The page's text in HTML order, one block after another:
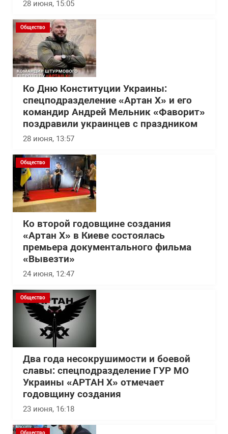
28 июня, 15:05
Общество
Ко Дню Конституции Украины:
спецподразделение «Артан Х» и его
командир Андрей Мельник «Фаворит»
поздравили украинцев с праздником
28 июня, 13:57
Общество
Ко второй годовщине создания
«Артан Х» в Киеве состоялась
премьера документального фильма
«Вывезти»
24 июня, 12:47
Общество
Два года несокрушимости и боевой
славы: спецподразделение ГУР МО
Украины «АРТАН Х» отмечает
годовщину создания
23 июня, 16:18
Общество